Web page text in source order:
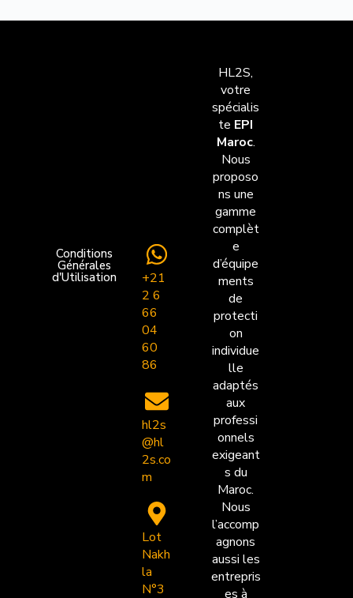
HL2S,
votre
spécialis
te EPI
Maroc.
Nous
proposo
ns une
gamme
complèt
e
d’équipe
ments
de
protecti
on
individue
lle
adaptés
aux
professi
onnels
exigeant
s du
Maroc.
Nous
l’accomp
agnons
aussi les
entrepris
es à
+21
2 6
66
04
60
86
hl2s
@hl
2s.co
m
Lot
Nakh
la
N°3
Conditions
Générales
d'Utilisation